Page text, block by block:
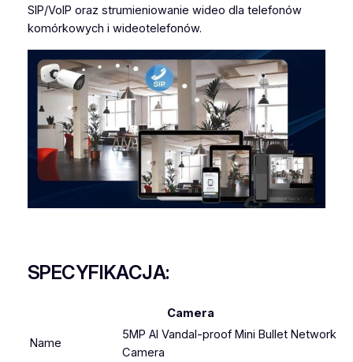
SIP/VoIP oraz strumieniowanie wideo dla telefonów
komórkowych i wideotelefonów.
SPECYFIKACJA:
Camera
Name
5MP AI Vandal-proof Mini Bullet Network
Camera